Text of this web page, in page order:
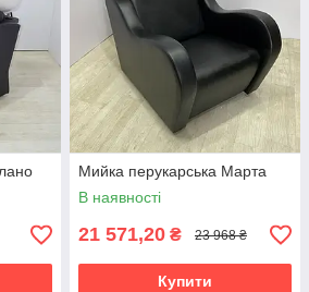
Мийка перукарська Марта
В наявності
21 571,20 ₴ 23 968 ₴
Купити